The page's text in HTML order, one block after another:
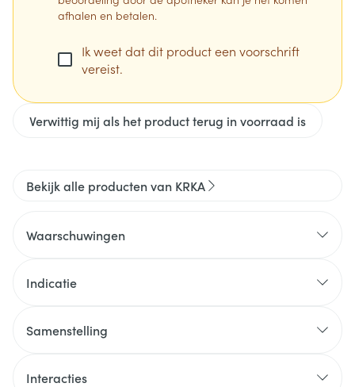
afhalen en betalen.
Ik weet dat dit product een voorschrift
vereist.
Verwittig mij als het product terug in voorraad is
Bekijk alle producten van KRKA
Waarschuwingen
Indicatie
Samenstelling
Interacties